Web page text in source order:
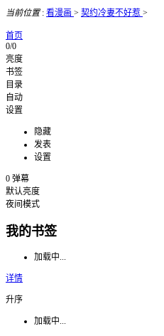
当前位置: 看漫画 > 契约冷妻不好惹 >
首页
0/0
亮度
书签
目录
自动
设置
隐藏
发表
设置
0 弹幕
默认亮度
夜间模式
我的书签
加载中...
详情
升序
加载中...